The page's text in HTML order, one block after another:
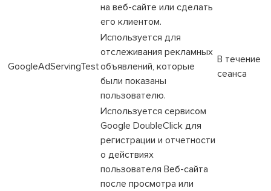
на веб-сайте или сделать
его клиентом.
GoogleAdServingTest
Используется для
отслеживания рекламных
объявлений, которые
были показаны
пользователю.
В течение
сеанса
Используется сервисом
Google DoubleClick для
регистрации и отчетности
о действиях
пользователя Веб-сайта
после просмотра или